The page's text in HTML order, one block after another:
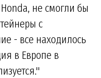
не смогли бы
с
- все находилось
в Европе в